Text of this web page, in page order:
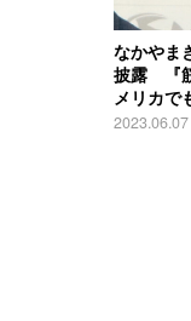
なかやま
披露 『
メリカで
2023.06.07